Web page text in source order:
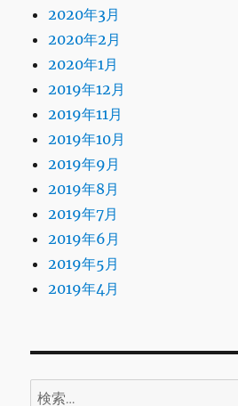
2020年3月
2020年2月
2020年1月
2019年12月
2019年11月
2019年10月
2019年9月
2019年8月
2019年7月
2019年6月
2019年5月
2019年4月
検